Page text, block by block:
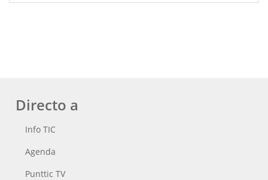
Directo a
Info TIC
Agenda
Punttic TV